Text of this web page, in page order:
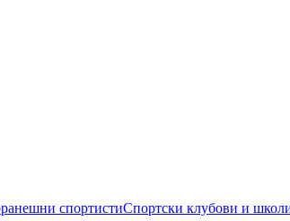
спортистиСпортски клубови и